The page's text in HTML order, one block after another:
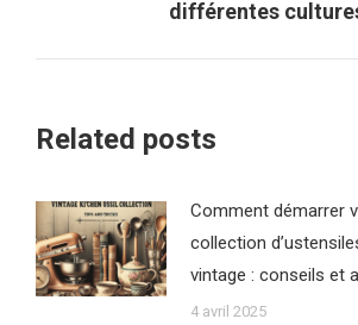
suivant
:
différentes
Related posts
Comment démarrer
collection
vintage : conseils et
4 avril 2025